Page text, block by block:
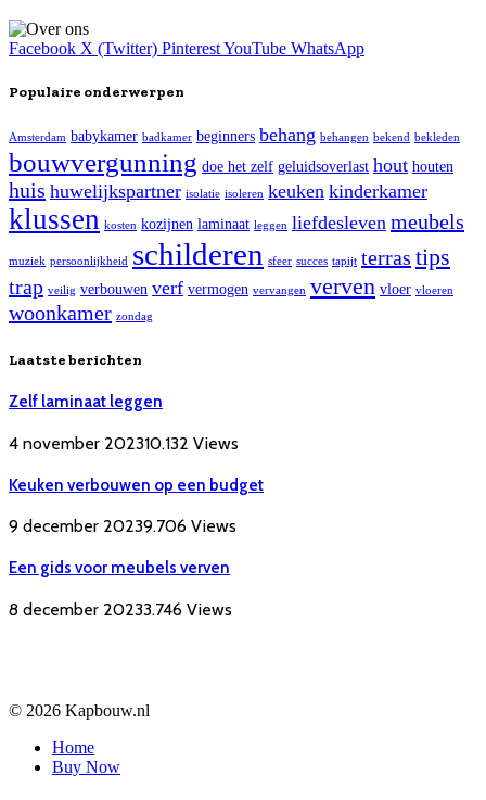
Facebook X (Twitter) PinterestYouTube WhatsApp
Populaire onderwerpen
Amsterdam babykamer badkamer beginners behang behangen bekend bekleden
bouwvergunning doe het zelf geluidsoverlast hout houten
huis huwelijkspartner isolatie isoleren keuken kinderkamer
klussen kosten kozijnen laminaat leggen liefdesleven meubels
muziek persoonlijkheid schilderen sfeer succes tapijt terras tips
trap veilig verbouwen verf vermogen vervangen verven vloer vloeren
woonkamer zondag
Laatste berichten
Zelf laminaat leggen
4 november 202310.132 Views
Keuken verbouwen op een budget
9 december 20239.706 Views
Een gids voor meubels verven
8 december 20233.746 Views
© 2026 Kapbouw.nl
Home
Buy Now